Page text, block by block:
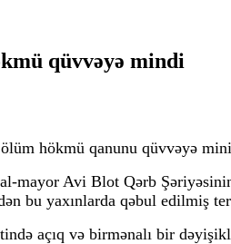
qüvvəyə mindi
hökmü qanunu qüvvəyə
mayor Avi Blot Qərb
bu yaxınlarda qəbul edilmiş
açıq və birmənalı bir